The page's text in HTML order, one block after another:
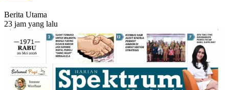
Berita Utama
23 jam yang lalu